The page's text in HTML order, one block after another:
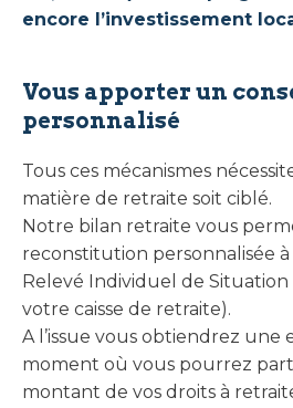
encore l’investissement
Vous apporter un
personnalisé
Tous ces mécanismes
matière de retraite soit ciblé.
Notre bilan retraite vous
reconstitution personnalisée
Relevé Individuel de Situation
votre caisse de retraite).
A l’issue vous obtiendrez une
moment où vous pourrez
montant de vos droits à